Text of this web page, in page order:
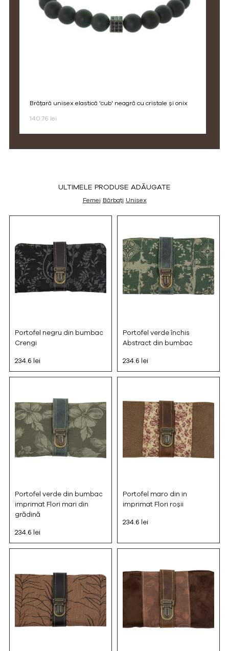
brățară unisex elastică 'cub' neagră cu cristale și onix
140.76 lei
ULTIMELE PRODUSE ADĂUGATE
Femei Bărbați Unisex
Portofel negru din bumbac
Crengi
234.6 lei
Portofel verde închis
Abstract din bumbac
234.6 lei
Portofel verde din bumbac
imprimat Flori mari din
grădină
234.6 lei
Portofel maro din in
imprimat Flori roșii
234.6 lei